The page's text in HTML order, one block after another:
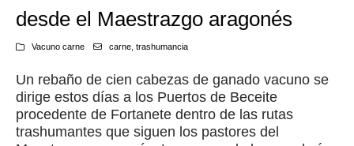
desde el Maestrazgo aragonés
Vacuno carne carne, trashumancia
Un rebaño de cien cabezas de ganado vacuno se
dirige estos días a los Puertos de Beceite
procedente de Fortanete dentro de las rutas
trashumantes que siguen los pastores del